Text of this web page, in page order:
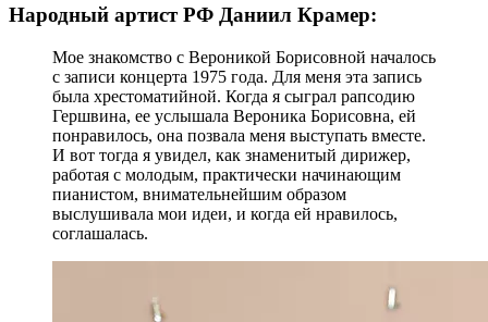
Народный артист РФ Даниил Крамер:
Мое знакомство с Вероникой Борисовной началось
с записи концерта 1975 года. Для меня эта запись
была хрестоматийной. Когда я сыграл рапсодию
Гершвина, ее услышала Вероника Борисовна, ей
понравилось, она позвала меня выступать вместе.
И вот тогда я увидел, как знаменитый дирижер,
работая с молодым, практически начинающим
пианистом, внимательнейшим образом
выслушивала мои идеи, и когда ей нравилось,
соглашалась.